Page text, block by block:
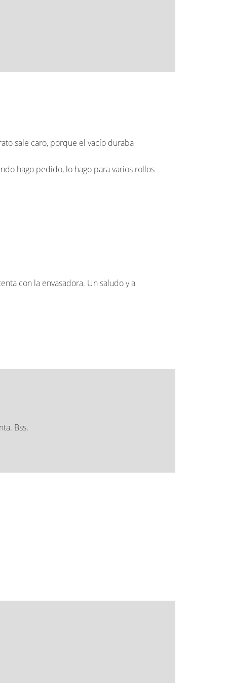
sale caro, porque el vacío duraba
hago pedido, lo hago para varios rollos
con la envasadora. Un saludo y a
Bss.